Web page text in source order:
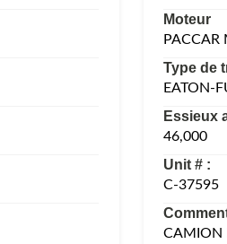
Moteur
PACCAR
Type de
EATON-
Essieux
46,000
Unit # :
C-37595
CAMION